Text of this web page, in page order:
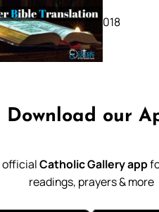
October 11, 2018
Download our
officialCatholic Gallery app
readings, prayers & more